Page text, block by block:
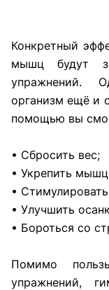
Конкретный
мышц будут
упражнений.
организм ещё и
помощью вы
• Сбросить вес;
• Укрепить
•
• Улучшить
• Бороться со
Помимо
упражнений,